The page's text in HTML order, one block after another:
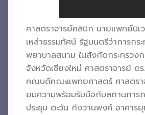
ศาสตราจารย์คลินิก นายแพทย์นิ
เหล่าธรรมทัศน์ รัฐมนตรีว่าการก
พยาบาลสนาม ในสังกัดกระทรวง
จังหวัดเชียงใหม่ ศาสตราจารย์
คณบดีคณะแพทยศาสตร์ ศาสตร
ยมความพร้อมรับมือกับสถานการ
ประชุม ตะวัน กังวานพงศ์ อาคาร